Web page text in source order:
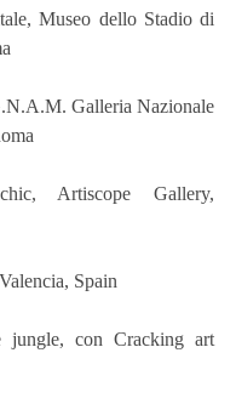
Museo dello Stadio di
Galleria Nazionale
Artiscope Gallery,
Spain
jungle, con Cracking art